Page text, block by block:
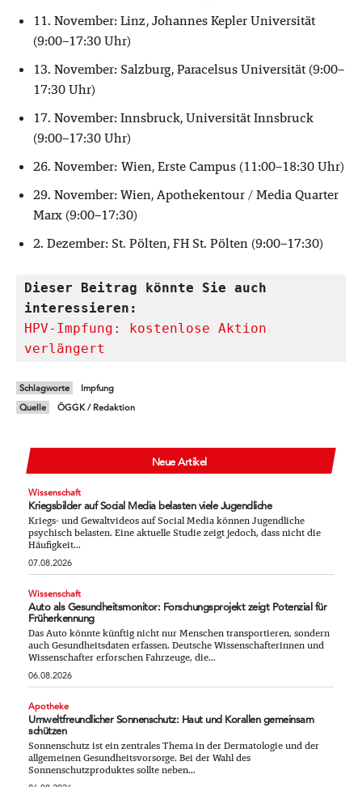
11. November: Linz, Johannes Kepler Universität
(9:00–17:30 Uhr)
13. November: Salzburg, Paracelsus Universität (9:00–
17:30 Uhr)
17. November: Innsbruck, Universität Innsbruck
(9:00–17:30 Uhr)
26. November: Wien, Erste Campus (11:00–18:30 Uhr)
29. November: Wien, Apothekentour / Media Quarter
Marx (9:00–17:30)
2. Dezember: St. Pölten, FH St. Pölten (9:00–17:30)
Dieser Beitrag könnte Sie auch
interessieren:
HPV-Impfung: kostenlose Aktion
verlängert
Schlagworte
Impfung
Quelle
ÖGGK / Redaktion
Neue Artikel
Wissenschaft
Kriegsbilder auf Social Media belasten viele Jugendliche
Kriegs- und Gewaltvideos auf Social Media können Jugendliche
psychisch belasten. Eine aktuelle Studie zeigt jedoch, dass nicht die
Häufigkeit...
07.08.2026
Wissenschaft
Auto als Gesundheitsmonitor: Forschungsprojekt zeigt Potenzial für
Früherkennung
Das Auto könnte künftig nicht nur Menschen transportieren, sondern
auch Gesundheitsdaten erfassen. Deutsche Wissenschafterinnen und
Wissenschafter erforschen Fahrzeuge, die...
06.08.2026
Apotheke
Umweltfreundlicher Sonnenschutz: Haut und Korallen gemeinsam
schützen
Sonnenschutz ist ein zentrales Thema in der Dermatologie und der
allgemeinen Gesundheitsvorsorge. Bei der Wahl des
Sonnenschutzproduktes sollte neben...